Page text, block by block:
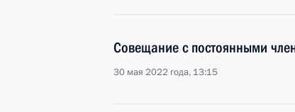
Совещание с постоянными
30 мая 2022 года, 13:15